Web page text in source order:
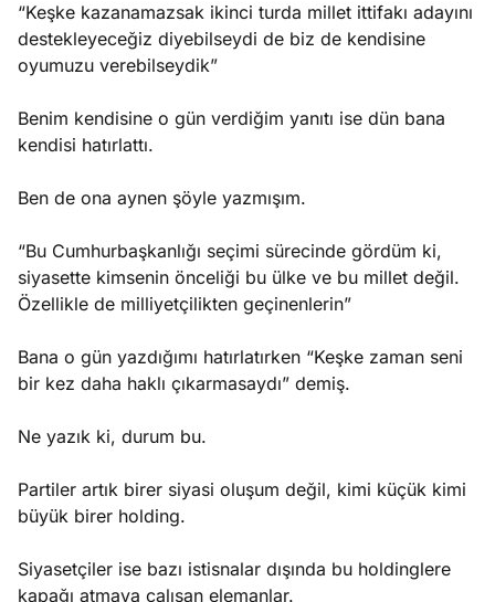
“Keşke kazanamazsak ikinci turda millet ittifakı adayını
destekleyeceğiz diyebilseydi de biz de kendisine
oyumuzu verebilseydik”
Benim kendisine o gün verdiğim yanıtı ise dün bana
kendisi hatırlattı.
Ben de ona aynen şöyle yazmışım.
“Bu Cumhurbaşkanlığı seçimi sürecinde gördüm ki,
siyasette kimsenin önceliği bu ülke ve bu millet değil.
Özellikle de milliyetçilikten geçinenlerin”
Bana o gün yazdığımı hatırlatırken “Keşke zaman seni
bir kez daha haklı çıkarmasaydı” demiş.
Ne yazık ki, durum bu.
Partiler artık birer siyasi oluşum değil, kimi küçük kimi
büyük birer holding.
Siyasetçiler ise bazı istisnalar dışında bu holdinglere
kapağı atmaya çalışan elemanlar.